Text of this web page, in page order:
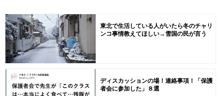
東北で生活している人がいたら冬のチャリ
ンコ事情教えてほしい→雪国の民が言う
ディスカッションの場！連絡事項！「保護
者会に参加した」８選